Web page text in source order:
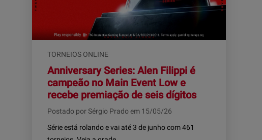
TORNEIOS ONLINE
Anniversary Series: Alen Filippi é
campeão no Main Event Low e
recebe premiação de seis dígitos
Postado por Sérgio Prado em 15/05/26
Série está rolando e vai até 3 de junho com 461